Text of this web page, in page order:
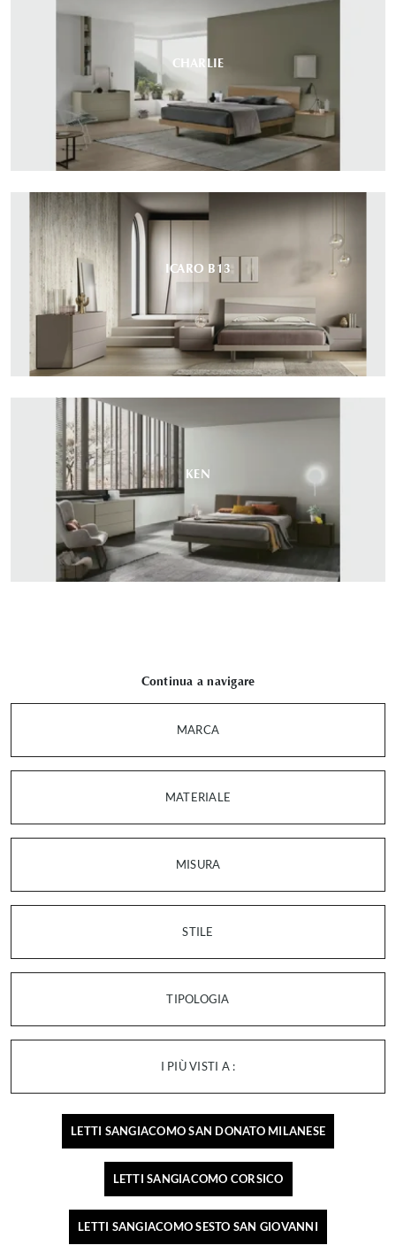
CHARLIE
ICARO B13
KEN
Continua a navigare
MARCA
MATERIALE
MISURA
STILE
TIPOLOGIA
I PIÙ VISTI A :
LETTI SANGIACOMO SAN DONATO MILANESE
LETTI SANGIACOMO CORSICO
LETTI SANGIACOMO SESTO SAN GIOVANNI